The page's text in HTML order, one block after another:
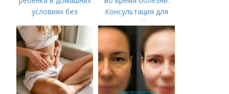
условиях без
причины высокой
температуры у
ребенка?
Консультация для
родителей «Чем
занять ребенка в дни
болезни или
карантина?»